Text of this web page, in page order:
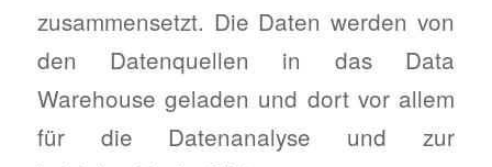
zusammensetzt. Die Daten werden von
den Datenquellen in das Data
Warehouse geladen und dort vor allem
für die Datenanalyse und zur